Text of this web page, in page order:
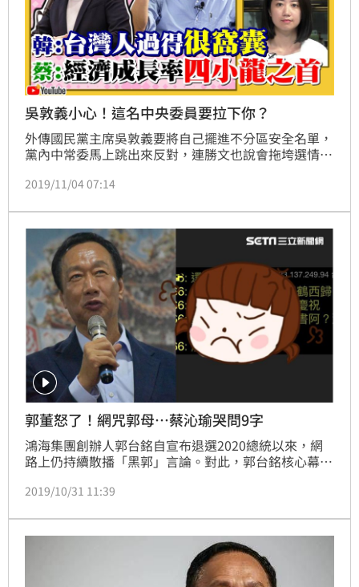
吳敦義小心！這名中央委員要拉下你？
外傳國民黨主席吳敦義要將自己擺進不分區安全名單，
黨內中常委馬上跳出來反對，連勝文也說會拖垮選情，
完請往下；詳情在影片57：00)
2019/11/04 07:14
郭董怒了！網咒郭母…蔡沁瑜哭問9字
鴻海集團創辦人郭台銘自宣布退選2020總統以來，網
路上仍持續散播「黑郭」言論。對此，郭台銘核心幕
案，並表示已對涉及人身攻擊等言論進行蒐證，將提法
提起自己的女兒，並哽咽表示，「我們難道活該被欺
負」。
2019/10/31 11:39